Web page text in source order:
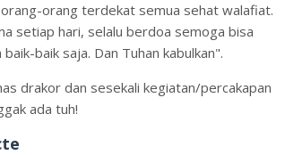
orang terdekat semua sehat walafiat.
setiap hari, selalu berdoa semoga bisa
baik saja. Dan Tuhan kabulkan".
drakor dan sesekali kegiatan/percakapan
ada tuh!